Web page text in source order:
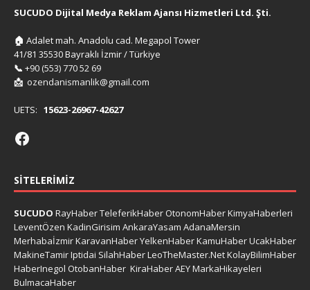
SUCUDO Dijital Medya Reklam Ajansı Hizmetleri Ltd. Şti.
🏠 Adalet mah. Anadolu cad. Megapol Tower
41/81 35530 Bayraklı İzmir / Türkiye
📞 +90 (553) 770 52 69
📩 ozendanismanlik@gmail.com
UETS: 15623-26967-42627
SITELERIMIZ
SUCUDO RayHaberTeleferikHaber OtonomHaberKimyaHaberleri
LeventÖzen KadinGirisim AnkaraYasam AdanaMersin
MerhabaİzmirKaravanHaberYelkenHaberKamuHaberUcakHaber
MakineTamirIptidai SilahHaberLeoTheMaster.NetKolayBilimHaber
HaberInegol OtobanHaber KiraHaberAEYMarkaHikayeleri
BulmacaHaber